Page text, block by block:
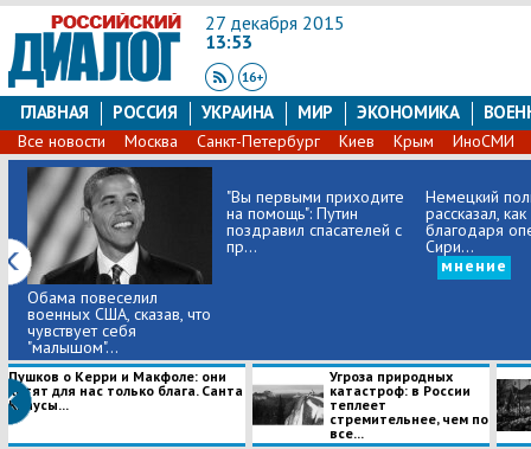
27 декабря 2015
13:53
ГЛАВНАЯ РОССИЯ УКРАИНА МИР ЭКОНОМИКА
Все новости Москва Санкт-Петербург Киев Крым ИноСМИ
Обама повеселил
военных США, сказав, что
чувствует себя
"малышом"...
"Вы первыми приходите
на помощь": Путин
поздравил спасателей с
пр...
мнение
Немецкий
рассказал,
благодаря
Сири...
Пушков о Керри и Макфоле: они
хотят для нас только блага. Санта
Клаусы...
Угроза природных
катастроф: в России
теплеет
стремительнее, чем по
все...